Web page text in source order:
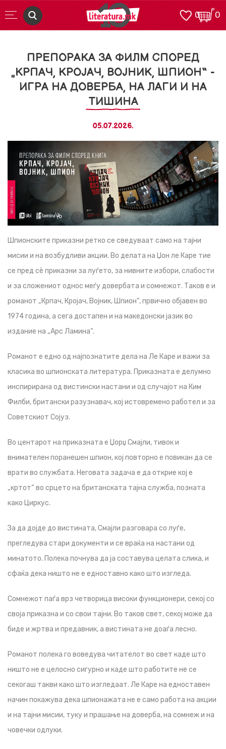
0
0
ПРЕПОРАКА ЗА ФИЛМ СПОРЕД
„КРПАЧ, КРОЈАЧ, ВОЈНИК, ШПИОН“ -
ИГРА НА ДОВЕРБА, НА ЛАГИ И НА
ТИШИНА
05.07.2026.
Шпионските приказни ретко се сведуваат само на тајни
мисии и на возбудливи акции. Во делата на Џон ле Каре тие
се пред сè приказни за луѓето, за нивните избори, слабости
и за сложениот однос меѓу довербата и сомнежот. Таков е и
романот „Крпач, Кројач, Војник, Шпион“, првично објавен во
1974 година, а сега достапен и на македонски јазик во
издание на „Арс Ламина“.
Романот е едно од најпознатите дела на Ле Каре и важи за
класика во шпионската литература. Приказната е делумно
инспирирана од вистински настани и од случајот на Ким
Филби, британски разузнавач, кој истовремено работел и за
Советскиот Сојуз.
Во центарот на приказната е Џорџ Смајли, тивок и
внимателен поранешен шпион, кој повторно е повикан да се
врати во службата. Неговата задача е да открие кој е
„кртот“ во срцето на британската тајна служба, позната
како Циркус.
За да дојде до вистината, Смајли разговара со луѓе,
прегледува стари документи и се враќа на настани од
минатото. Полека почнува да ја составува целата слика, и
сфаќа дека ништо не е едноставно како што изгледа.
Сомнежот паѓа врз четворица високи функционери, секој со
своја приказна и со свои тајни. Во таков свет, секој може да
биде и жртва и предавник, а вистината не доаѓа лесно.
Романот полека го воведува читателот во свет каде што
ништо не е целосно сигурно и каде што работите не се
секогаш такви како што изгледаат. Ле Каре на едноставен
начин покажува дека шпионажата не е само работа на акции
и на тајни мисии, туку и прашање на доверба, на сомнеж и на
човечки одлуки.